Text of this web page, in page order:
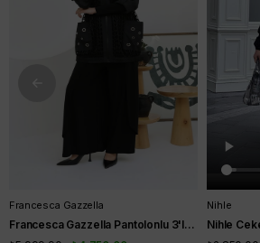
Francesca Gazzella
Francesca Gazzella Pantolonlu 3'lü Takım Siyah
Nihle